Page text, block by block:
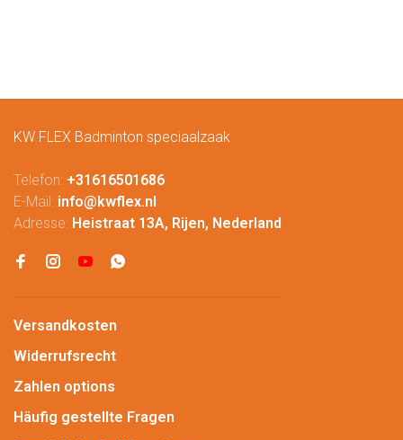
KW FLEX Badminton speciaalzaak
Telefon: +31616501686
E-Mail: info@kwflex.nl
Adresse: Heistraat 13A, Rijen, Nederland
Versandkosten
Widerrufsrecht
Zahlen options
Häufig gestellte Fragen